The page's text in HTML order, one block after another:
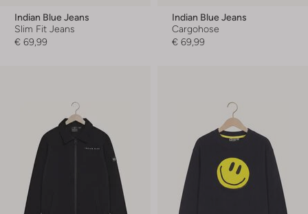
Indian Blue Jeans
Slim Fit Jeans
€ 69,99
Indian Blue Jeans
Cargohose
€ 69,99